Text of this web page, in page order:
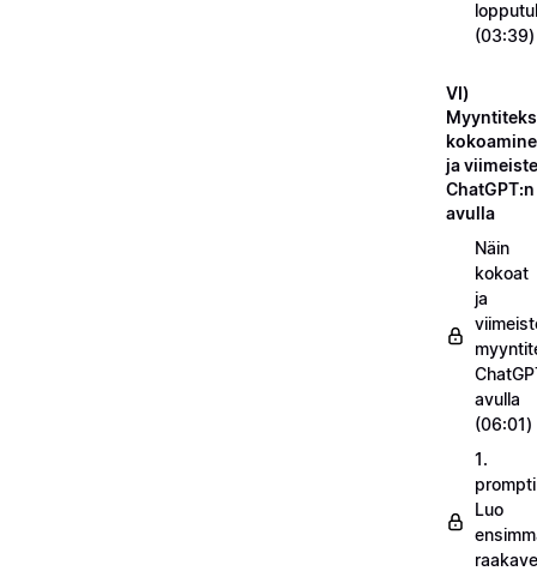
(03:39)
VI)
ja
ChatGPT:n
avulla
Näin
kokoat
ja
avulla
(06:01)
1.
Luo